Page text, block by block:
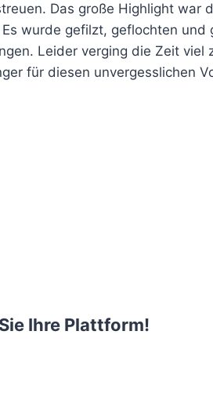
Das große Highlight war
wurde gefilzt, geflochten
Leider verging die Zeit
für diesen unvergesslichen
Ihre Plattform!